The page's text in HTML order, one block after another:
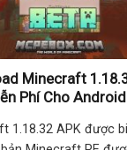
Minecraft
Phí Cho
1.18.32 APK được